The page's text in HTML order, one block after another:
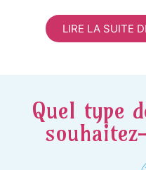
LIRE LA SUITE
Quel type